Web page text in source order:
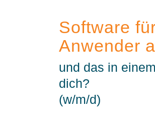
Software
Anwender
und das in
dich?
(w/m/d)